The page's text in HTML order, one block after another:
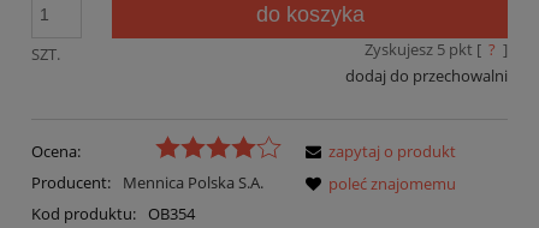
SZT.
do koszyka
Zyskujesz 5pkt [ ? ]
dodaj do przechowalni
Ocena:
Producent:
Mennica Polska S.A.
Kod produktu:
OB354
zapytaj o produkt
poleć znajomemu